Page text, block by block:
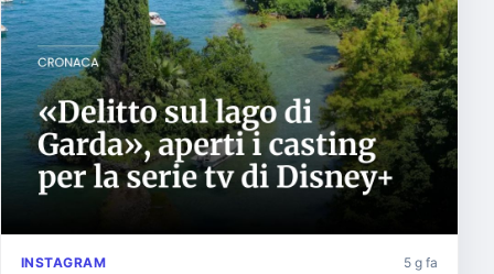
INSTAGRAM 5 g fa